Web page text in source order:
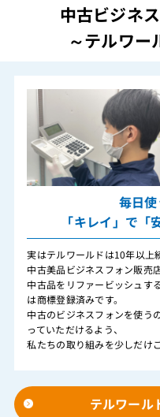
中古ビジネ
～テルワー
毎日
「キレイ」で「
実はテルワールドは10年以上
中古美品ビジネスフォン販売店
中古品をリファービッシュす
は商標登録済みです。
中古のビジネスフォンを使う
っていただけるよう、
私たちの取り組みを少しだけ
テルワール